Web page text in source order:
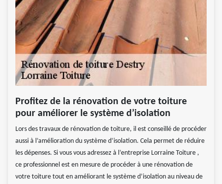
Profitez de la rénovation de votre toiture
pour améliorer le système d’isolation
Lors des travaux de rénovation de toiture, il est conseillé de procéder
aussi à l’amélioration du système d’isolation. Cela permet de réduire
les dépenses. Si vous vous adressez à l’entreprise Lorraine Toiture ,
ce professionnel est en mesure de procéder à une rénovation de
votre toiture tout en améliorant le système d’isolation au niveau de